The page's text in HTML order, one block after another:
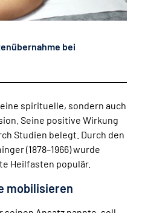
bei
spirituelle, sondern auch
Seine positive Wirkung
Studien belegt. Durch den
(1878–1966) wurde
Heilfasten populär.
mobilisieren